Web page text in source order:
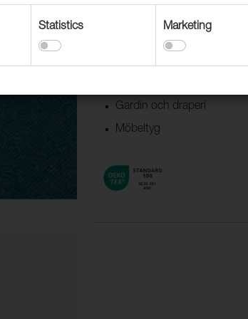
Användningsområden
Dekorationstextil
Gardin och draperi
Möbeltyg
Statistics Marketing